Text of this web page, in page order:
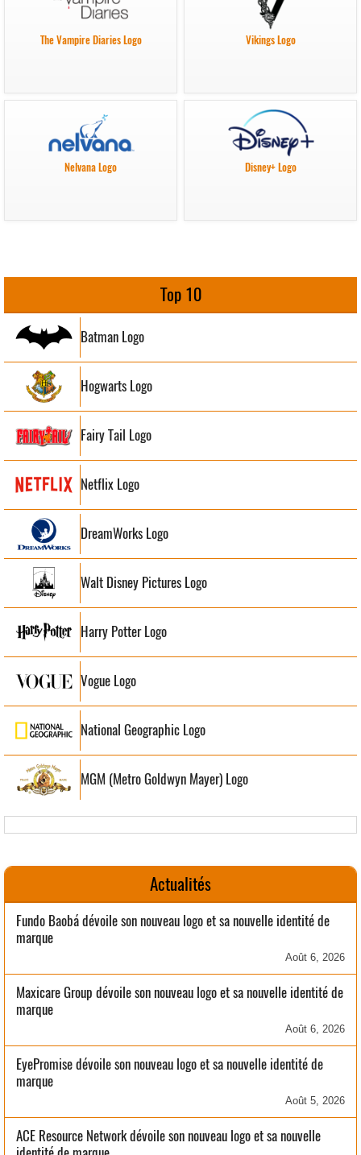
The Vampire Diaries Logo Vikings Logo
Nelvana Logo Disney+ Logo
Top 10
Batman Logo
Hogwarts Logo
Fairy Tail Logo
Netflix Logo
DreamWorks Logo
Walt Disney Pictures Logo
Harry Potter Logo
Vogue Logo
National Geographic Logo
MGM (Metro Goldwyn Mayer) Logo
Actualités
Fundo Baobá dévoile son nouveau logo et sa nouvelle identité de
marque
Août 6, 2026
Maxicare Group dévoile son nouveau logo et sa nouvelle identité de
marque
Août 6, 2026
EyePromise dévoile son nouveau logo et sa nouvelle identité de
marque
Août 5, 2026
ACE Resource Network dévoile son nouveau logo et sa nouvelle